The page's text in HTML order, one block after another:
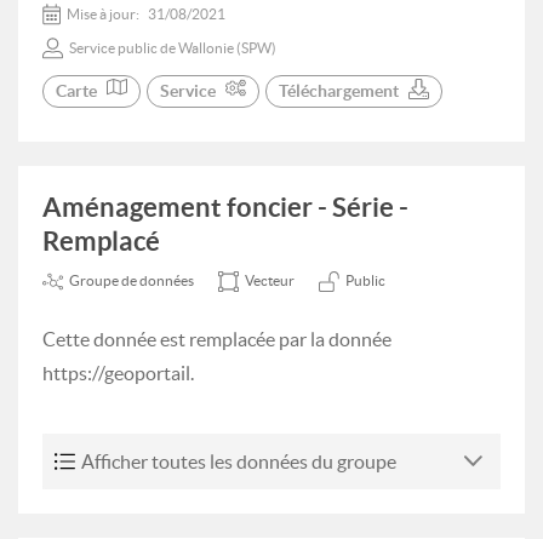
Mise à jour: 31/08/2021
Service public de Wallonie (SPW)
Carte Service Téléchargement
Aménagement foncier - Série -
Remplacé
Groupe de données Vecteur Public
Cette donnée est remplacée par la donnée
https://geoportail.
Afficher toutes les données du groupe